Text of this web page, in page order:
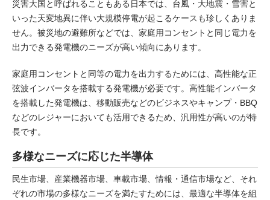
災害大国と呼ばれることもある日本では、台風・大地震・雪害と
いった天変地異に伴い大規模停電が起こるケースも珍しくありま
せん。被災地の避難所などでは、家庭用コンセントと同じ電力を
出力できる発電機のニーズが高い傾向にあります。
家庭用コンセントと同等の電力を出力するためには、高性能な正
弦波インバータを搭載する発電機が必要です。高性能インバータ
を搭載した発電機は、移動販売などのビジネスやキャンプ・BBQ
などのレジャーにおいても活用できるため、汎用性が高いのが特
長です。
多様なニーズに応じた半導体
民生市場、産業機器市場、車載市場、情報・通信市場など、それ
ぞれの市場の多様なニーズを満たすためには、最適な半導体を組